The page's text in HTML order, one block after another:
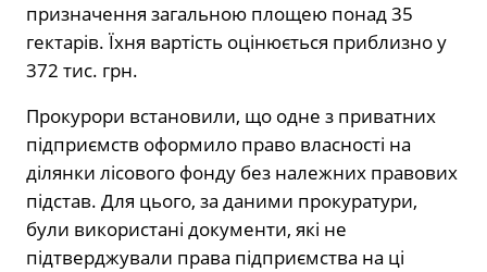
призначення загальною площею понад 35
гектарів. Їхня вартість оцінюється приблизно у
372 тис. грн.
Прокурори встановили, що одне з приватних
підприємств оформило право власності на
ділянки лісового фонду без належних правових
підстав. Для цього, за даними прокуратури,
були використані документи, які не
підтверджували права підприємства на ці